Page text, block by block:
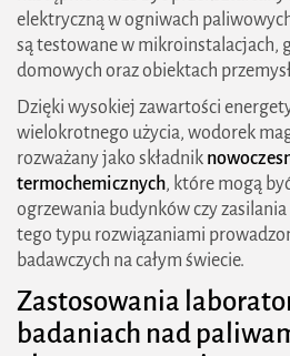
elektryczną w ogniwach
są testowane w mikroinstalacjach,
domowych oraz obiektach
Dzięki wysokiej zawartości
wielokrotnego użycia, wodorek
rozważany jako składnik
termochemicznych, które mogą
ogrzewania budynków czy
tego typu rozwiązaniami
badawczych na całym świecie.
Zastosowania
badaniach nad